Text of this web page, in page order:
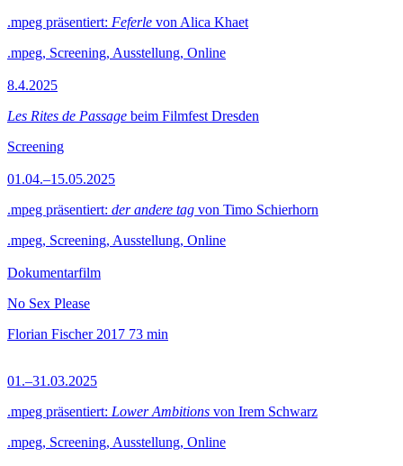
.mpeg präsentiert: Feferle von Alica Khaet
.mpeg, Screening, Ausstellung, Online
8.4.2025
Les Rites de Passage beim Filmfest Dresden
Screening
01.04.–15.05.2025
.mpeg präsentiert: der andere tag von Timo Schierhorn
.mpeg, Screening, Ausstellung, Online
Dokumentarfilm
No Sex Please
Florian Fischer 2017 73 min
01.–31.03.2025
.mpeg präsentiert: Lower Ambitions von Irem Schwarz
.mpeg, Screening, Ausstellung, Online